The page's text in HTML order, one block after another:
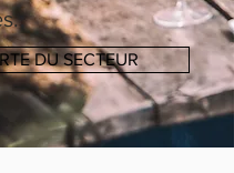
DU SECTEUR